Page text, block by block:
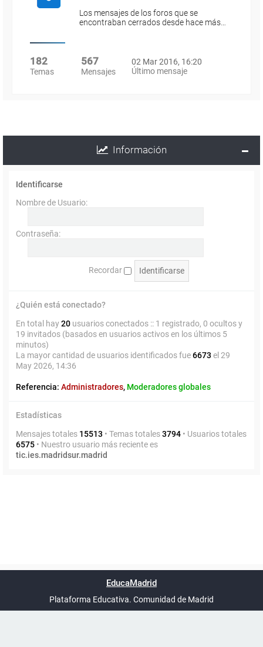
Los mensajes de los foros que se
encontraban cerrados desde hace más…
182
Temas
567
Mensajes
02 Mar 2016, 16:20
Último mensaje
Información
Identificarse
Nombre de Usuario:
Contraseña:
Recordar
¿Quién está conectado?
En total hay20 usuarios conectados :: 1 registrado, 0 ocultos y
19 invitados (basados en usuarios activos en los últimos 5
minutos)
La mayor cantidad de usuarios identificados fue6673 el 29
May 2026, 14:36
Referencia: Administradores, Moderadores globales
Estadísticas
Mensajes totales 15513 • Temas totales3794 • Usuarios totales
6575 • Nuestro usuario más reciente es
tic.ies.madridsur.madrid
UTC+02:00
phpBB España
EducaMadrid
Plataforma Educativa. Comunidad de Madrid